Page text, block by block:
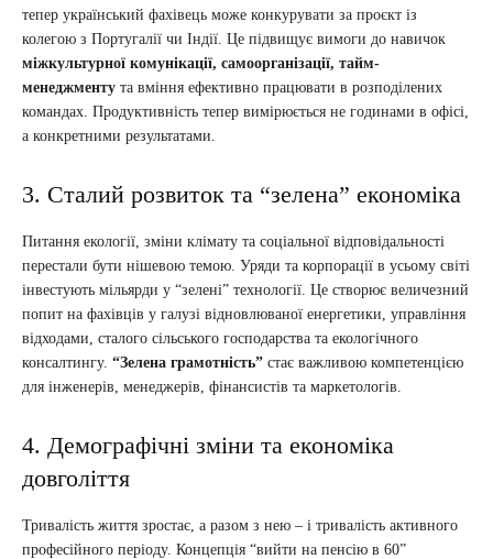
тепер український фахівець може конкурувати за проєкт із
колегою з Португалії чи Індії. Це підвищує вимоги до навичок
міжкультурної комунікації, самоорганізації, тайм-
менеджменту та вміння ефективно працювати в розподілених
командах. Продуктивність тепер вимірюється не годинами в офісі,
а конкретними результатами.
3. Сталий розвиток та “зелена” економіка
Питання екології, зміни клімату та соціальної відповідальності
перестали бути нішевою темою. Уряди та корпорації в усьому світі
інвестують мільярди у “зелені” технології. Це створює величезний
попит на фахівців у галузі відновлюваної енергетики, управління
відходами, сталого сільського господарства та екологічного
консалтингу. “Зелена грамотність” стає важливою компетенцією
для інженерів, менеджерів, фінансистів та маркетологів.
4. Демографічні зміни та економіка
довголіття
Тривалість життя зростає, а разом з нею – і тривалість активного
професійного періоду. Концепція “вийти на пенсію в 60”